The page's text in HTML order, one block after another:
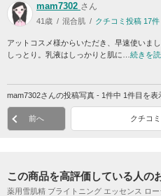
mam7302 さん
41歳 混合肌 クチコミ投稿 17件
アットコスメ様からいただき、早速使いま
しっとり。乳液はしっかりと肌に… 続きを
mam7302さんの投稿写真 - 1件中 1件目を表
前へ クチコ
この商品を高評価している人の
薬用雪肌精 ブライトニング エッセンス ロー